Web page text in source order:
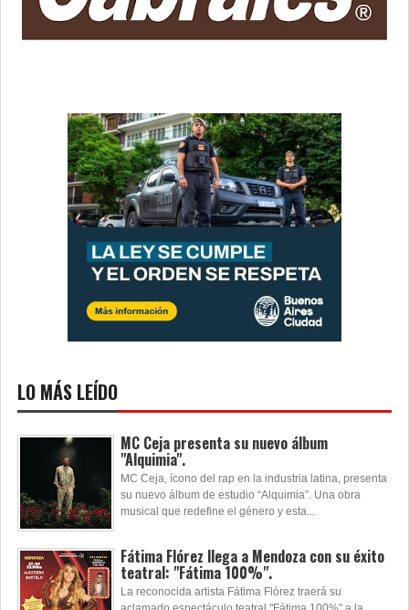
LO MÁS LEÍDO
MC Ceja presenta su nuevo álbum
"Alquimia".
MC Ceja, ícono del rap en la industria latina, presenta
su nuevo álbum de estudio “Alquimia”. Una obra
musical que redefine el género y esta...
Fátima Flórez llega a Mendoza con su éxito
teatral: "Fátima 100%".
La reconocida artista Fátima Flórez traerá su